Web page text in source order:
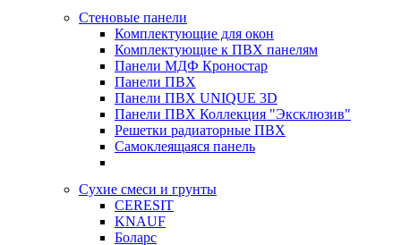
Стеновые панели
Комплектующие для окон
Комплектующие к ПВХ панелям
Панели МДФ Кроностар
Панели ПВХ
Панели ПВХ UNIQUE 3D
Панели ПВХ Коллекция "Эксклюзив"
Решетки радиаторные ПВХ
Самоклеящаяся панель
Сухие смеси и грунты
CERESIT
KNAUF
Боларс